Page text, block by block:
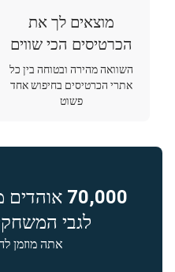
מוצאים לך את
הכרטיסים הכי שווים
השוואה מהירה ובטוחה בין כל
אתרי הכרטיסים בחיפוש אחד
פשוט
70,000 אוהדים
לגבי
אתה מוזמן